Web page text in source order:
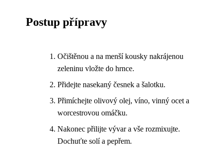
Postup přípravy
Očištěnou a na menší kousky nakrájenou
zeleninu vložte do hrnce.
Přidejte nasekaný česnek a šalotku.
Přimíchejte olivový olej, víno, vinný ocet a
worcestrovou omáčku.
Nakonec přilijte vývar a vše rozmixujte.
Dochuťte solí a pepřem.